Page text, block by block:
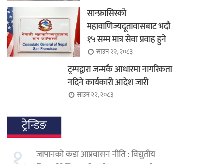
सान्फ्रासिस्को
महावाणिज्यदूतावासबाट भदौ
१५ सम्म मात्र सेवा प्रवाह हुने
साउन २२, २०८३
ट्रम्पद्वारा जन्मकै आधारमा नागरिकता
नदिने कार्यकारी आदेश जारी
साउन २२, २०८३
ट्रेन्डिङ
जापानको कडा आप्रवासन नीति : विद्युतीय